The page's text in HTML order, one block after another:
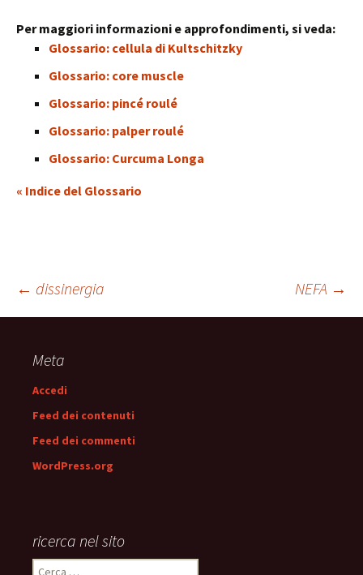
Per maggiori informazioni e approfondimenti, si veda:
Glossario: cellula di Kultschitzky
Glossario: core muscle
Glossario: pincé roulé
Glossario: palper roulé
Glossario: Curcuma Longa
« Indice del Glossario
Navigazione
articolo
← dissinergia NEFA →
Meta
Accedi
Feed dei contenuti
Feed dei commenti
WordPress.org
ricerca nel sito
Ricerca